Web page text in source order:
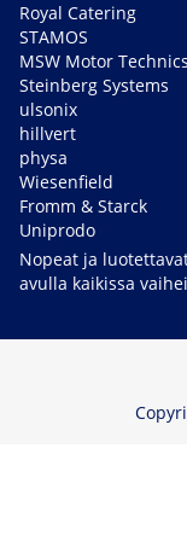
Royal Catering
STAMOS
MSW Motor Technics
Steinberg Systems
ulsonix
hillvert
physa
Wiesenfield
Fromm & Starck
Uniprodo
Nopeat ja
avulla kaikissa